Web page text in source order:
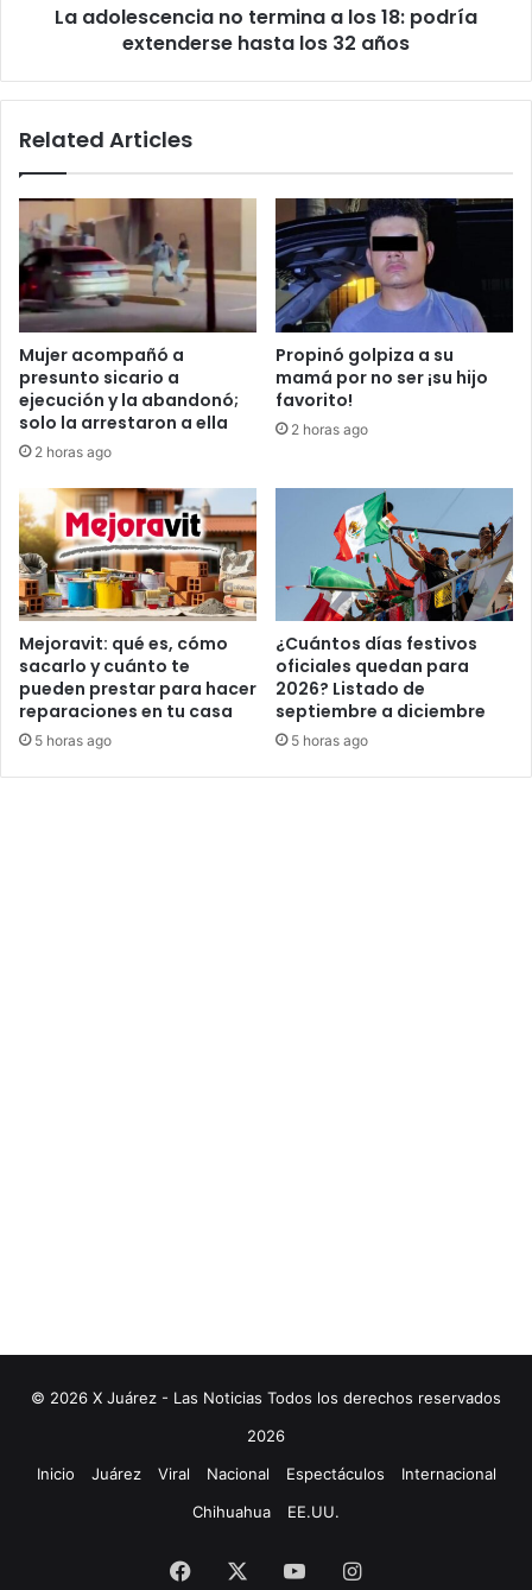
hastaLa adolescencia no termina a los 18: podría
extenderse hasta los 32 años
Related Articles
Mujer acompañó a
presunto sicario a
ejecución y la abandonó;
solo la arrestaron a ella
2 horas ago
Propinó golpiza a su
mamá por no ser ¡su hijo
favorito!
2 horas ago
Mejoravit: qué es, cómo
sacarlo y cuánto te
pueden prestar para hacer
reparaciones en tu casa
5 horas ago
¿Cuántos días festivos
oficiales quedan para
2026? Listado de
septiembre a diciembre
5 horas ago
© 2026 X Juárez - Las Noticias Todos los derechos reservados
2026
Inicio
Juárez Viral Nacional Espectáculos
Internacional
Chihuahua
EE.UU.
Facebook YouTubeInstagram